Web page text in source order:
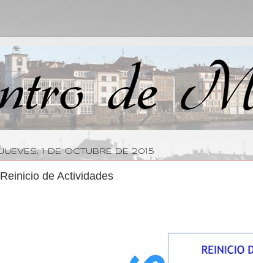
JUEVES, 1 DE OCTUBRE DE 2015
Reinicio de Actividades